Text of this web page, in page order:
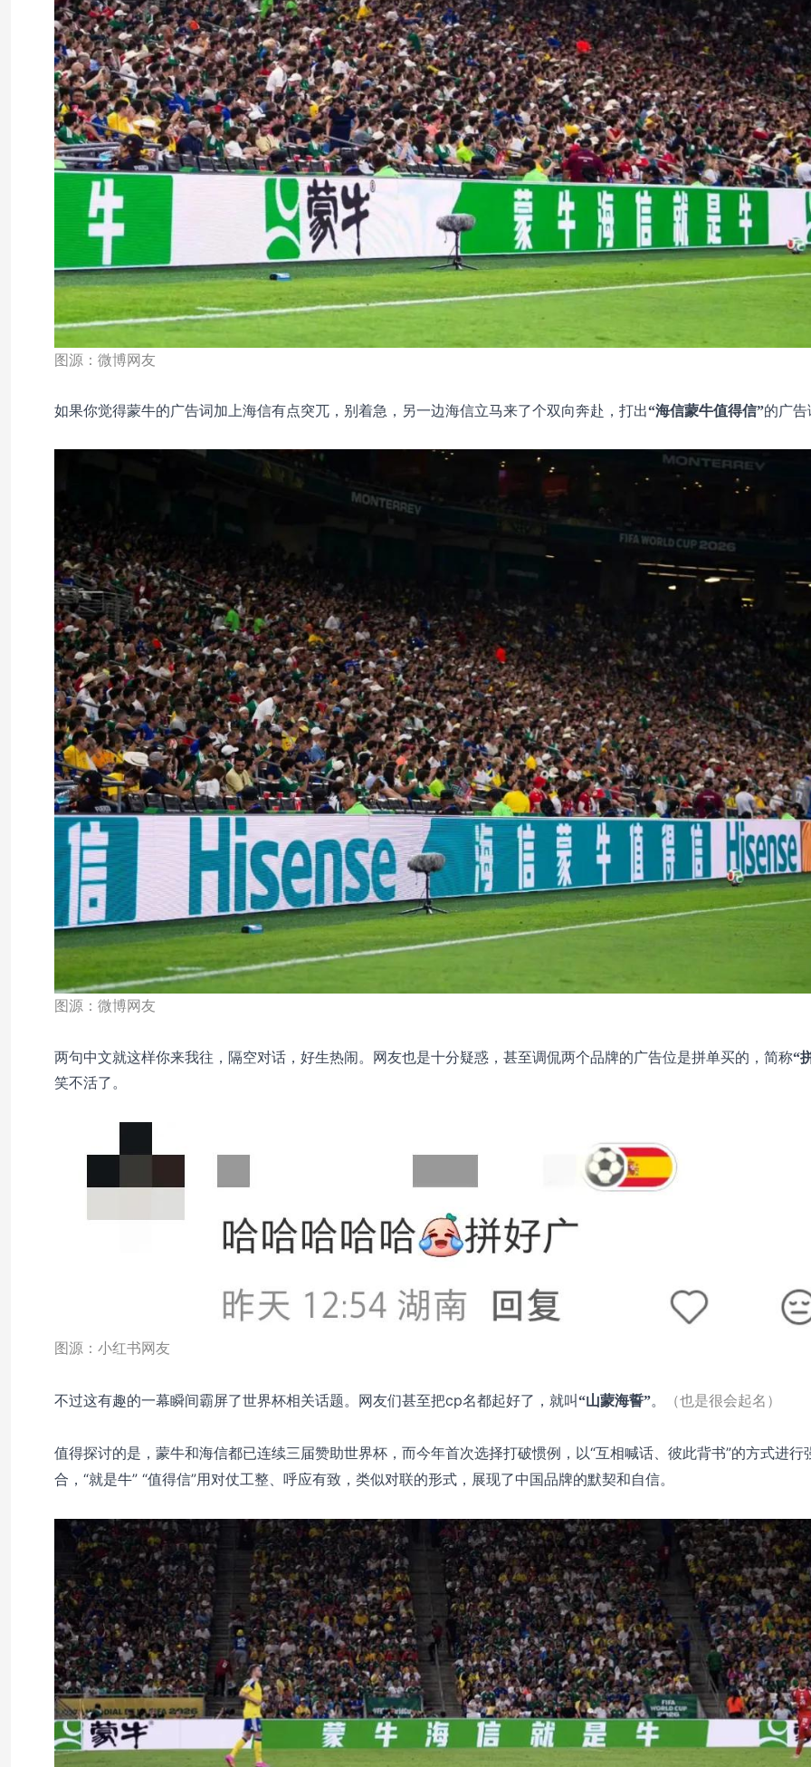
图源：微博网友
如果你觉得蒙牛的广告词加上海信有点突兀，别着急，另一边海信立马来了个双向奔赴，打出“海信蒙牛值得信”的广告
图源：微博网友
两句中文就这样你来我往，隔空对话，好生热闹。网友也是十分疑惑，甚至调侃两个品牌的广告位是拼单买的，简称“
笑不活了。
图源：小红书网友
不过这有趣的一幕瞬间霸屏了世界杯相关话题。网友们甚至把cp名都起好了，就叫“山蒙海誓”。 （也是很会起名）
值得探讨的是，蒙牛和海信都已连续三届赞助世界杯，而今年首次选择打破惯例，以“互相喊话、彼此背书”的方式进行
合，“就是牛” “值得信”用对仗工整、呼应有致，类似对联的形式，展现了中国品牌的默契和自信。